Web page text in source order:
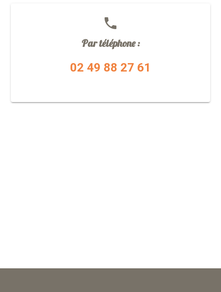
phone
Par téléphone :
02 49 88 27 61